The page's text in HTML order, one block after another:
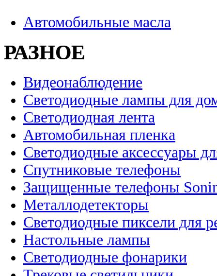
Автомобильные масла
РАЗНОЕ
Видеонаблюдение
Светодиодные лампы для
Светодиодная лента
Автомобильная пленка
Светодиодные аксессуары
Спутниковые телефоны
Защищенные телефоны
Металлодетекторы
Светодиодные пиксели для
Настольные лампы
Светодиодные фонарики